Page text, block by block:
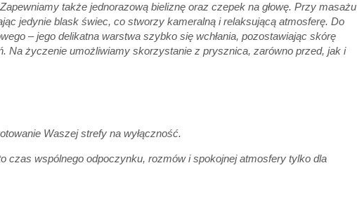
także jednorazową bieliznę oraz czepek na głowę. Przy masażu
jedynie blask świec, co stworzy kameralną i relaksującą atmosferę. Do
– jego delikatna warstwa szybko się wchłania, pozostawiając skórę
Na życzenie umożliwiamy skorzystanie z prysznica, zarówno przed, jak i
Waszej strefy na wyłączność.
czas wspólnego odpoczynku, rozmów i spokojnej atmosfery tylko dla